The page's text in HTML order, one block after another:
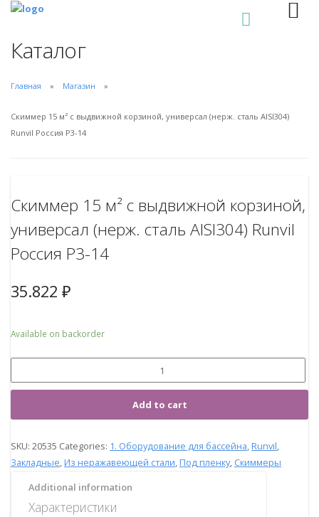
Каталог
Главная Магазин
Скиммер 15 м² с выдвижной корзиной, универсал (нерж. сталь AISI304)
Runvil Россия Р3-14
Скиммер 15 м² с выдвижной корзиной,
универсал (нерж. сталь AISI304) Runvil
Россия Р3-14
35.822 ₽
Available on backorder
Add to cart
SKU: 20535 Categories: 1. Оборудование для бассейна Runvil
Закладные Из неражавеющей стали Под пленку, Скиммеры
Additional information
Характеристики